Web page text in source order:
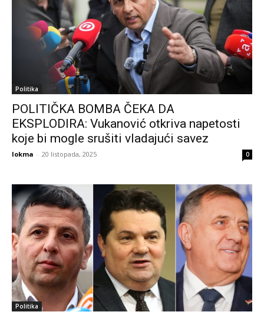
Politika
POLITIČKA BOMBA ČEKA DA
EKSPLODIRA: Vukanović otkriva napetosti
koje bi mogle srušiti vladajući savez
lokma - 20 listopada, 2025 0
Politika